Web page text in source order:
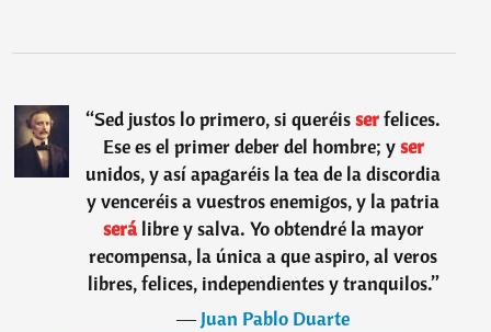
“Sed justos lo primero, si queréisserfelices.
Ese es el primer deber del hombre; yser
unidos, y así apagaréis la tea de la discordia
y venceréis a vuestros enemigos, y la patria
serálibre y salva. Yo obtendré la mayor
recompensa, la única a que aspiro, al veros
libres, felices, independientes y tranquilos.”
―Juan Pablo Duarte